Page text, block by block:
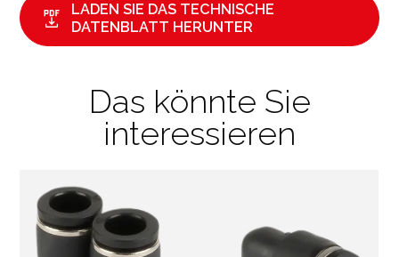
LADEN SIE DAS TECHNISCHE
DATENBLATT HERUNTER
Das könnte Sie
interessieren